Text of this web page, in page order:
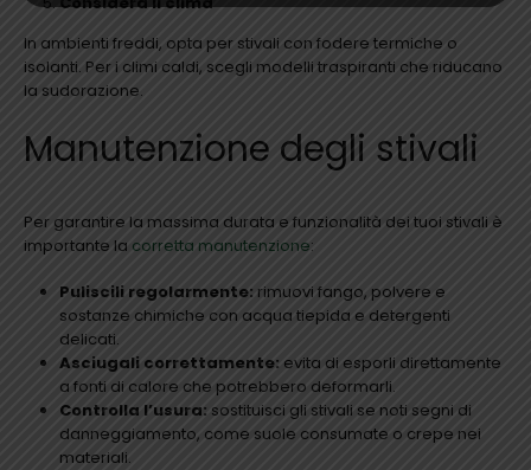
In ambienti freddi, opta per stivali con fodere termiche o
isolanti. Per i climi caldi, scegli modelli traspiranti che riducano
la sudorazione.
Manutenzione degli stivali
Per garantire la massima durata e funzionalità dei tuoi stivali è
importante la corretta manutenzione:
Puliscili regolarmente: rimuovi fango, polvere e
sostanze chimiche con acqua tiepida e detergenti
delicati.
Asciugali correttamente: evita di esporli direttamente
a fonti di calore che potrebbero deformarli.
Controlla l’usura: sostituisci gli stivali se noti segni di
danneggiamento, come suole consumate o crepe nei
materiali.